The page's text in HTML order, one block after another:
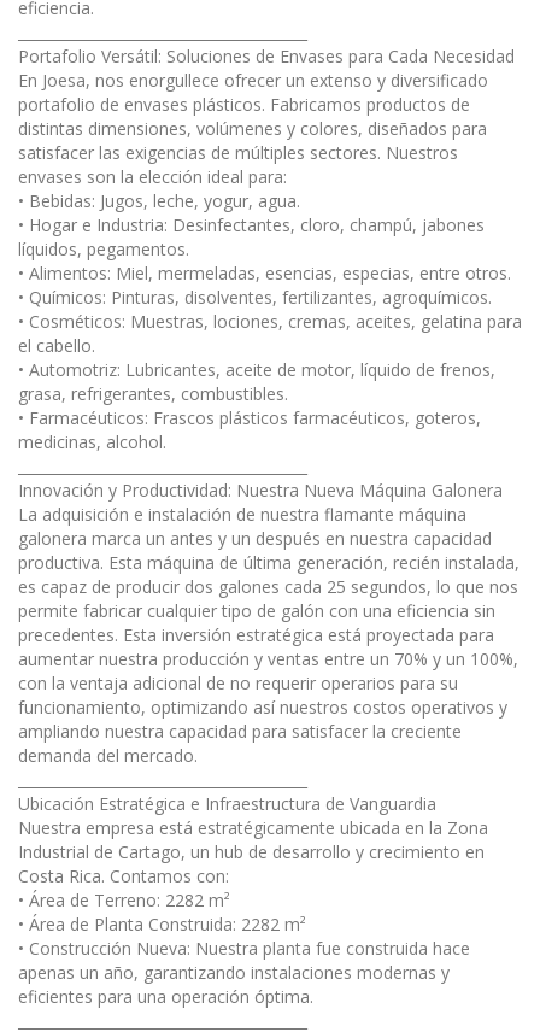
eficiencia.
Portafolio Versátil: Soluciones de Envases para Cada Necesidad
En Joesa, nos enorgullece ofrecer un extenso y diversificado
portafolio de envases plásticos. Fabricamos productos de
distintas dimensiones, volúmenes y colores, diseñados para
satisfacer las exigencias de múltiples sectores. Nuestros
envases son la elección ideal para:
• Bebidas: Jugos, leche, yogur, agua.
• Hogar e Industria: Desinfectantes, cloro, champú, jabones
líquidos, pegamentos.
• Alimentos: Miel, mermeladas, esencias, especias, entre otros.
• Químicos: Pinturas, disolventes, fertilizantes, agroquímicos.
• Cosméticos: Muestras, lociones, cremas, aceites, gelatina para
el cabello.
• Automotriz: Lubricantes, aceite de motor, líquido de frenos,
grasa, refrigerantes, combustibles.
• Farmacéuticos: Frascos plásticos farmacéuticos, goteros,
medicinas, alcohol.
Innovación y Productividad: Nuestra Nueva Máquina Galonera
La adquisición e instalación de nuestra flamante máquina
galonera marca un antes y un después en nuestra capacidad
productiva. Esta máquina de última generación, recién instalada,
es capaz de producir dos galones cada 25 segundos, lo que nos
permite fabricar cualquier tipo de galón con una eficiencia sin
precedentes. Esta inversión estratégica está proyectada para
aumentar nuestra producción y ventas entre un 70% y un 100%,
con la ventaja adicional de no requerir operarios para su
funcionamiento, optimizando así nuestros costos operativos y
ampliando nuestra capacidad para satisfacer la creciente
demanda del mercado.
Ubicación Estratégica e Infraestructura de Vanguardia
Nuestra empresa está estratégicamente ubicada en la Zona
Industrial de Cartago, un hub de desarrollo y crecimiento en
Costa Rica. Contamos con:
• Área de Terreno: 2282 m²
• Área de Planta Construida: 2282 m²
• Construcción Nueva: Nuestra planta fue construida hace
apenas un año, garantizando instalaciones modernas y
eficientes para una operación óptima.